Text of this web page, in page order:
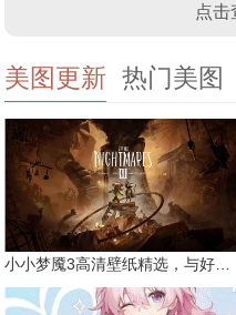
点击
美图更新 热门美图
小小梦魇3高清壁纸精选，与好友一同面对恐惧